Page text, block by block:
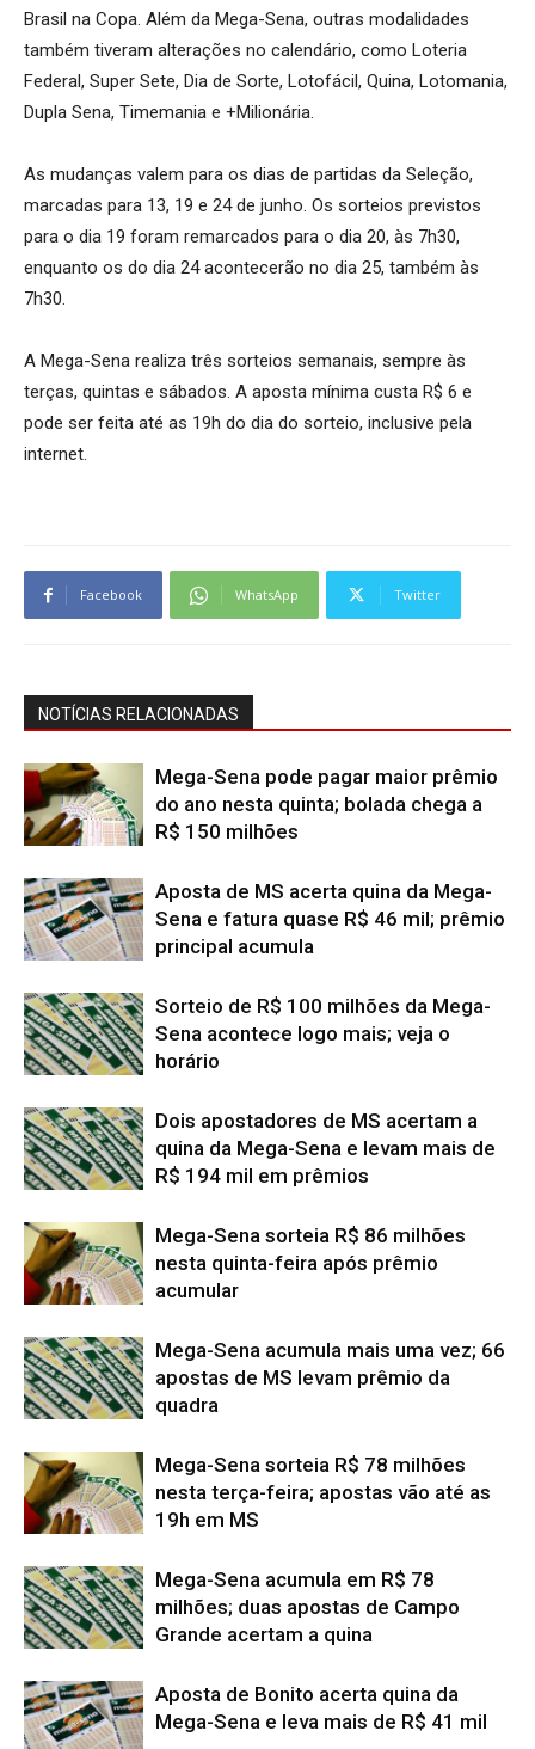
Brasil na Copa. Além da Mega-Sena, outras modalidades
também tiveram alterações no calendário, como Loteria
Federal, Super Sete, Dia de Sorte, Lotofácil, Quina, Lotomania,
Dupla Sena, Timemania e +Milionária.
As mudanças valem para os dias de partidas da Seleção,
marcadas para 13, 19 e 24 de junho. Os sorteios previstos
para o dia 19 foram remarcados para o dia 20, às 7h30,
enquanto os do dia 24 acontecerão no dia 25, também às
7h30.
A Mega-Sena realiza três sorteios semanais, sempre às
terças, quintas e sábados. A aposta mínima custa R$ 6 e
pode ser feita até as 19h do dia do sorteio, inclusive pela
internet.
Facebook WhatsApp Twitter
NOTÍCIAS RELACIONADAS
Mega-Sena pode pagar maior prêmio
do ano nesta quinta; bolada chega a
R$ 150 milhões
Aposta de MS acerta quina da Mega-
Sena e fatura quase R$ 46 mil; prêmio
principal acumula
Sorteio de R$ 100 milhões da Mega-
Sena acontece logo mais; veja o
horário
Dois apostadores de MS acertam a
quina da Mega-Sena e levam mais de
R$ 194 mil em prêmios
Mega-Sena sorteia R$ 86 milhões
nesta quinta-feira após prêmio
acumular
Mega-Sena acumula mais uma vez; 66
apostas de MS levam prêmio da
quadra
Mega-Sena sorteia R$ 78 milhões
nesta terça-feira; apostas vão até as
19h em MS
Mega-Sena acumula em R$ 78
milhões; duas apostas de Campo
Grande acertam a quina
Aposta de Bonito acerta quina da
Mega-Sena e leva mais de R$ 41 mil